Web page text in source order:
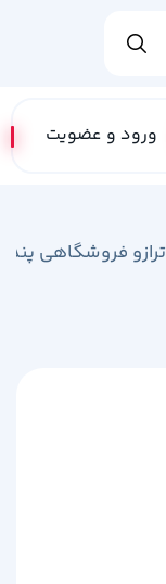
ورود و عضویت
ترازو فروشگاهی پند